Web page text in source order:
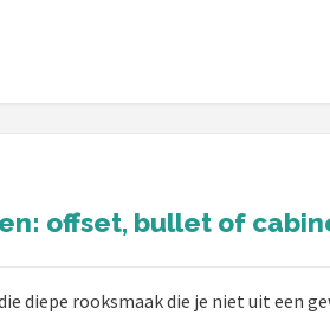
offset, bullet of
diepe rooksmaak die je niet uit een